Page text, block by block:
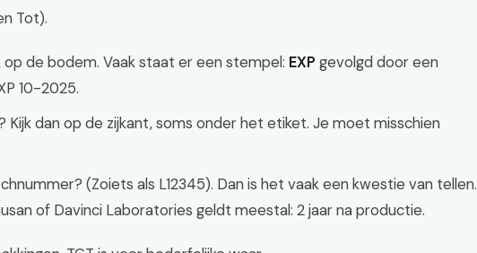
Tot).
op de bodem. Vaak staat er een stempel: EXP gevolgd door een
10-2025.
Kijk dan op de zijkant, soms onder het etiket. Je moet misschien
(Zoiets als L12345). Dan is het vaak een kwestie van tellen.
of Davinci Laboratories geldt meestal: 2 jaar na productie.